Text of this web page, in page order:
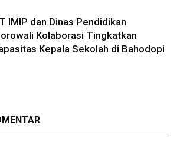
IMIP dan Dinas Pendidikan
Kolaborasi Tingkatkan
Kepala Sekolah di Bahodopi